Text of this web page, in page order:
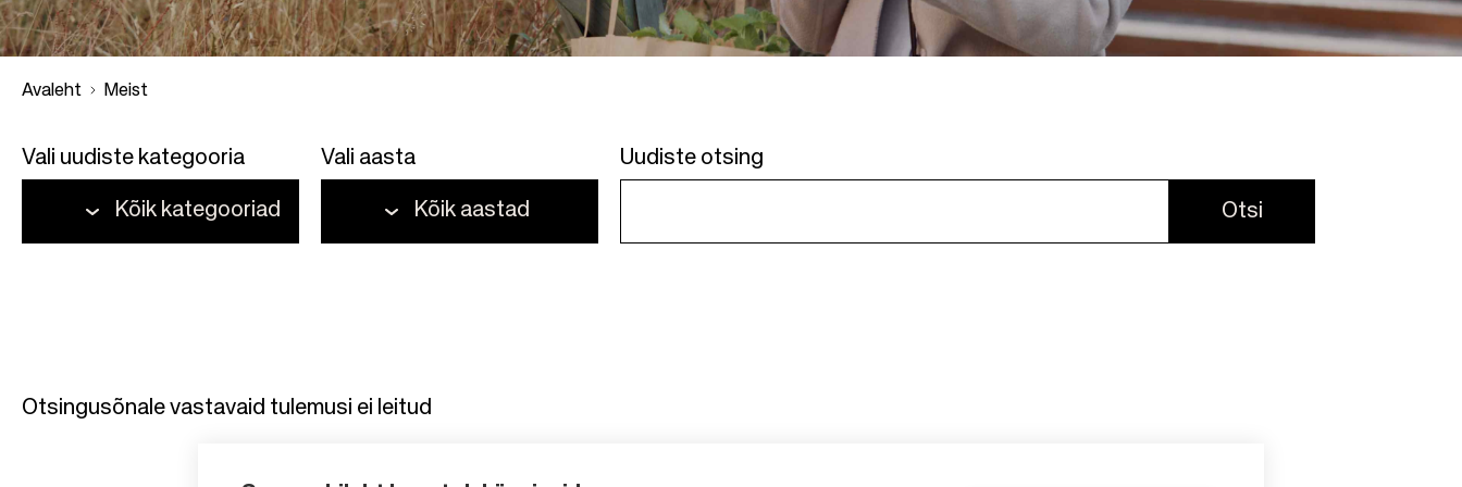
B
r
d
Avaleht Meist
Vali uudiste kategooria
Kõik kategooriad
Vali aasta
Kõik aastad
Uudiste otsing
Otsingusõnale vastavaid tulemusi ei leitud